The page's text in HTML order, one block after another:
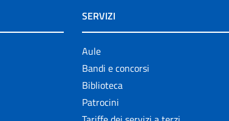
SERVIZI
Aule
Bandi e concorsi
Biblioteca
Patrocini